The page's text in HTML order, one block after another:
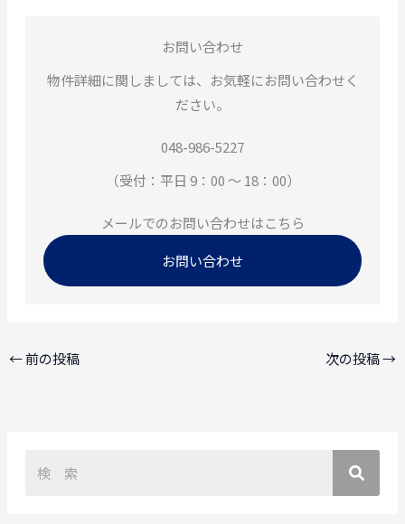
お問い合わせ
物件詳細に関しましては、お気軽にお問い合わせく
ださい。
048-986-5227
（受付：平日 9：00 ～ 18：00）
メールでのお問い合わせはこちら
お問い合わせ
←前の投稿 次の投稿→